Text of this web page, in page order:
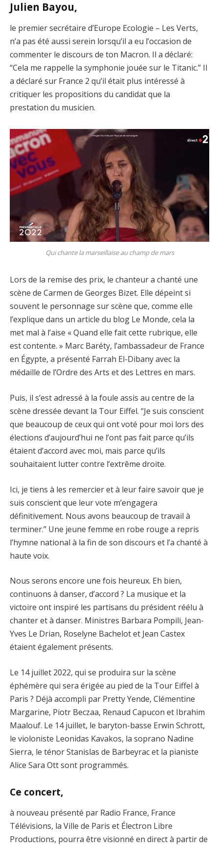
Julien Bayou,
le premier secrétaire d’Europe Ecologie – Les Verts,
n’a pas été aussi serein lorsqu’il a eu l’occasion de
commenter le discours de ton Macron. Il a déclaré:
“Cela me rappelle la symphonie jouée sur le Titanic.” Il
a déclaré sur France 2 qu’il était plus intéressé à
critiquer les propositions du candidat que la
prestation du musicien.
Qui chante la marseillaise au champ de mars
Lors de la remise des prix, le chanteur a chanté une
scène de Carmen de Georges Bizet. Elle dépeint si
souvent le personnage sur scène que, comme elle
l’explique dans un article du blog Le Monde, cela la
met mal à l’aise « Quand elle fait cette rubrique, elle
est contente. » Marc Baréty, l’ambassadeur de France
en Égypte, a présenté Farrah El-Dibany avec la
médaille de l’Ordre des Arts et des Lettres en mars.
Puis, il s’est adressé à la foule assis au centre de la
scène dressée devant la Tour Eiffel. “Je suis conscient
que beaucoup de ceux qui ont voté pour moi lors des
élections d’aujourd’hui ne l’ont pas fait parce qu’ils
étaient d’accord avec moi, mais parce qu’ils
souhaitaient lutter contre l’extrême droite.
Ici, je tiens à les remercier et à leur faire savoir que je
suis conscient que leur vote m’engagera
définitivement. Nous avons beaucoup de travail à
terminer.” Une jeune femme en robe rouge a repris
l’hymne national à la fin de son discours et l’a chanté à
haute voix.
Nous serons encore une fois heureux. Eh bien,
continuons à danser, d’accord ? La musique et la
victoire ont inspiré les partisans du président réélu à
chanter et à danser. Ministres Barbara Pompili, Jean-
Yves Le Drian, Roselyne Bachelot et Jean Castex
étaient également présents.
Le 14 juillet 2022, qui se produira sur la scène
éphémère qui sera érigée au pied de la Tour Eiffel à
Paris ? Déjà accompli par Pretty Yende, Clémentine
Margarine, Piotr Beczaa, Renaud Capucon et Ibrahim
Maalouf. Le 14 juillet, le baryton-basse Erwin Schrott,
le violoniste Leonidas Kavakos, la soprano Nadine
Sierra, le ténor Stanislas de Barbeyrac et la pianiste
Alice Sara Ott sont programmés.
Ce concert,
à nouveau présenté par Radio France, France
Télévisions, la Ville de Paris et Électron Libre
Productions, pourra être visionné en direct à partir de